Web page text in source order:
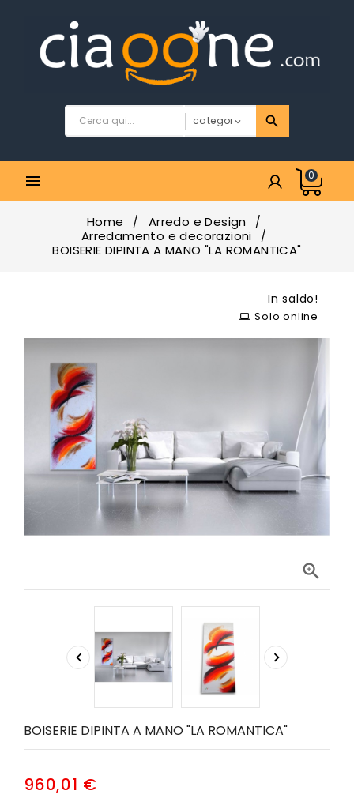
 0
Home
Arredo e Design
Arredamento e decorazioni
BOISERIE DIPINTA A MANO "LA ROMANTICA"
Solo online
In saldo!

 
BOISERIE DIPINTA A MANO "LA ROMANTICA"
960,01 €